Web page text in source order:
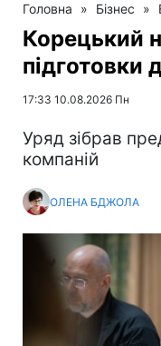
Головна » Бізнес »
Корецький
підготовки
17:33 10.08.2026 Пн
Уряд зібрав
компаній
ОЛЕНА БДЖОЛА